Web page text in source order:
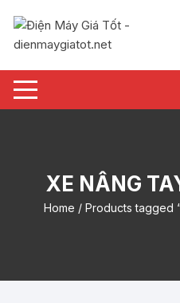
nội
XE NÂNG
Home / Products tagged